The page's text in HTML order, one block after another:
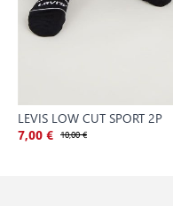
LEVIS LOW CUT SPORT 2P
7,00 € 10,00 €